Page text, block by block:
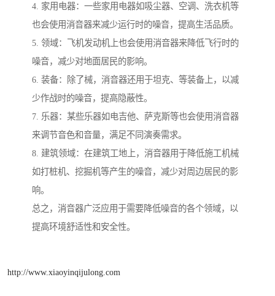
4. 家用电器：一些家用电器如吸尘器、空调、洗衣机等
也会使用消音器来减少运行时的噪音，提高生活品质。
5. 领域：飞机发动机上也会使用消音器来降低飞行时的
噪音，减少对地面居民的影响。
6. 装备：除了械，消音器还用于坦克、等装备上，以减
少作战时的噪音，提高隐蔽性。
7. 乐器：某些乐器如电吉他、萨克斯等也会使用消音器
来调节音色和音量，满足不同演奏需求。
8. 建筑领域：在建筑工地上，消音器用于降低施工机械
如打桩机、挖掘机等产生的噪音，减少对周边居民的影
响。
总之，消音器广泛应用于需要降低噪音的各个领域，以
提高环境舒适性和安全性。
http://www.xiaoyinqijulong.com